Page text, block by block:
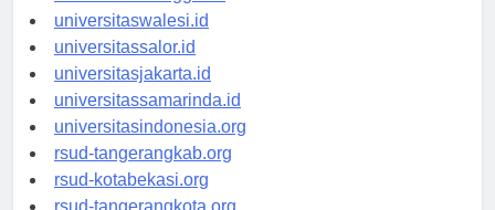
universitaswanggar.id
universitaswalesi.id
universitassalor.id
universitasjakarta.id
universitassamarinda.id
universitasindonesia.org
rsud-tangerangkab.org
rsud-kotabekasi.org